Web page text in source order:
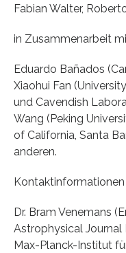
Fabian Walter,
in Zusammenarbeit
Eduardo Bañados
Xiaohui Fan
und Cavendish
Wang (Peking
of California, Santa
anderen.
Kontaktinformationen
Dr. Bram Venemans
Astrophysical Journal
Max-Planck-Institut